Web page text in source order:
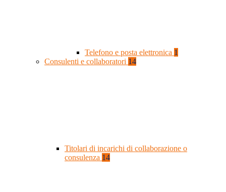
Telefono e posta elettronica 1
Consulenti e collaboratori 14
Titolari di incarichi di collaborazione o
consulenza 14